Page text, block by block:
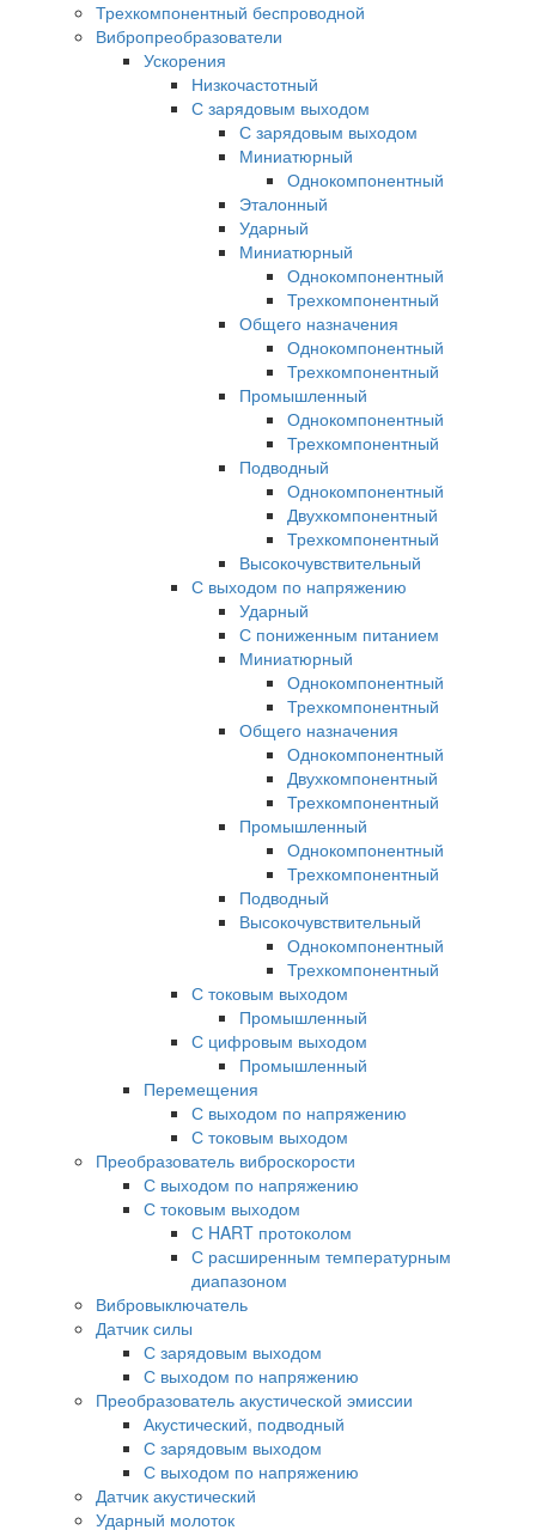
Трехкомпонентный беспроводной
Вибропреобразователи
Ускорения
Низкочастотный
С зарядовым выходом
С зарядовым выходом
Миниатюрный
Однокомпонентный
Эталонный
Ударный
Миниатюрный
Однокомпонентный
Трехкомпонентный
Общего назначения
Однокомпонентный
Трехкомпонентный
Промышленный
Однокомпонентный
Трехкомпонентный
Подводный
Однокомпонентный
Двухкомпонентный
Трехкомпонентный
Высокочувствительный
С выходом по напряжению
Ударный
С пониженным питанием
Миниатюрный
Однокомпонентный
Трехкомпонентный
Общего назначения
Однокомпонентный
Двухкомпонентный
Трехкомпонентный
Промышленный
Однокомпонентный
Трехкомпонентный
Подводный
Высокочувствительный
Однокомпонентный
Трехкомпонентный
С токовым выходом
Промышленный
С цифровым выходом
Промышленный
Перемещения
С выходом по напряжению
С токовым выходом
Преобразователь виброскорости
С выходом по напряжению
С токовым выходом
С HART протоколом
С расширенным температурным
диапазоном
Вибровыключатель
Датчик силы
С зарядовым выходом
С выходом по напряжению
Преобразователь акустической эмиссии
Акустический, подводный
С зарядовым выходом
С выходом по напряжению
Датчик акустический
Ударный молоток